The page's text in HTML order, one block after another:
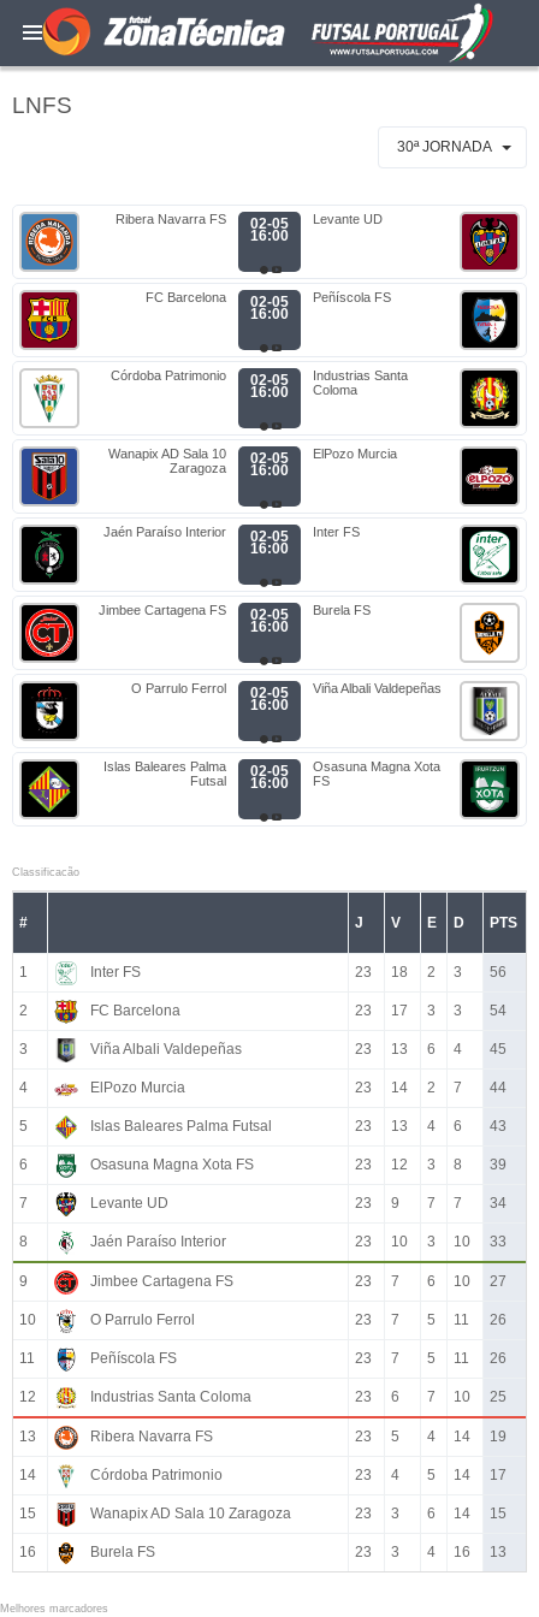
LNFS
30ª JORNADA
Ribera Navarra FS 02-05
16:00
Levante UD
FC Barcelona 02-05
16:00
Peñíscola FS
Córdoba Patrimonio 02-05
16:00
Industrias Santa
Coloma
Wanapix AD Sala 10
Zaragoza
02-05
16:00
ElPozo Murcia
Jaén Paraíso Interior 02-05
16:00
Inter FS
Jimbee Cartagena FS 02-05
16:00
Burela FS
O Parrulo Ferrol 02-05
16:00
Viña Albali Valdepeñas
Islas Baleares Palma
Futsal
02-05
16:00
Osasuna Magna Xota
FS
Classificacão
# J V E D PTS
1 Inter FS 23 18 2 3 56
2 FC Barcelona 23 17 3 3 54
3 Viña Albali Valdepeñas 23 13 6 4 45
4 ElPozo Murcia 23 14 2 7 44
5 Islas Baleares Palma Futsal 23 13 4 6 43
6 Osasuna Magna Xota FS 23 12 3 8 39
7 Levante UD 23 9 7 7 34
8 Jaén Paraíso Interior 23 10 3 10 33
9 Jimbee Cartagena FS 23 7 6 10 27
10 O Parrulo Ferrol 23 7 5 11 26
11 Peñíscola FS 23 7 5 11 26
12 Industrias Santa Coloma 23 6 7 10 25
13 Ribera Navarra FS 23 5 4 14 19
14 Córdoba Patrimonio 23 4 5 14 17
15 Wanapix AD Sala 10 Zaragoza 23 3 6 14 15
16 Burela FS 23 3 4 16 13
Melhores marcadores